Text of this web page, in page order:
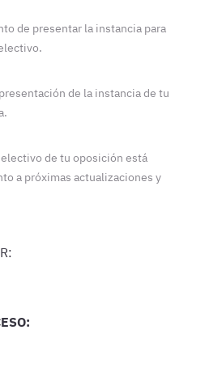
de presentar la instancia para
de la instancia de tu
de tu oposición está
a próximas actualizaciones y